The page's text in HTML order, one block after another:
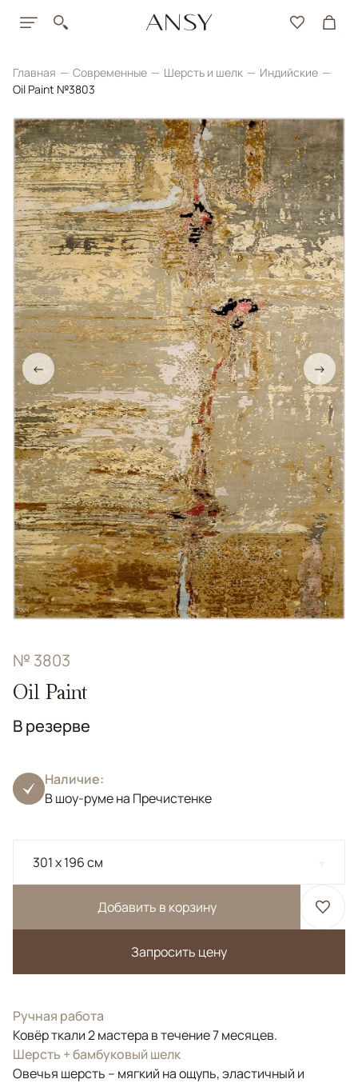
Главная Современные Шерсть и шелк
Индийские
Oil Paint №3803
← →
№ 3803
Oil Paint
В резерве
Наличие:
В шоу-руме на Пречистенке
301 x 196 см
Добавить в корзину
Запросить цену
Ручная работа
Ковёр ткали 2 мастера в течение 7 месяцев.
Шерсть + бамбуковый шелк
Овечья шерсть – мягкий на ощупь, эластичный и